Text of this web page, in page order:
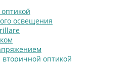
освещения
оптикой